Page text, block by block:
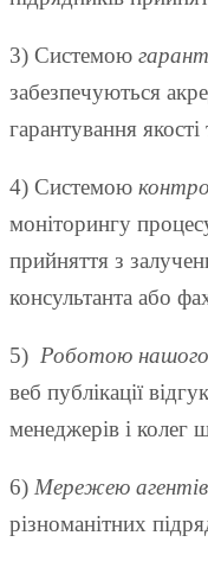
3) Системою
забезпечуються
гарантування
4) Системою
моніторингу
прийняття з
консультанта або
5) Роботою нашого
веб публікації
менеджерів і колег
6) Мережею агентів
різноманітних